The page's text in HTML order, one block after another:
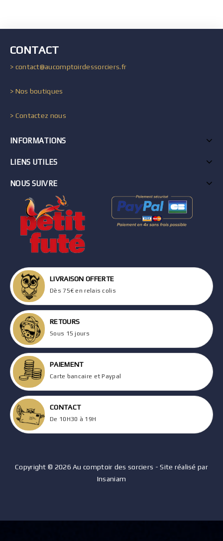
CONTACT
> contact@aucomptoirdessorciers.fr
> Nos boutiques
> Contactez nous
INFORMATIONS
LIENS UTILES
NOUS SUIVRE
LIVRAISON OFFERTE
Dès 75€ en relais colis
RETOURS
Sous 15 jours
PAIEMENT
Carte bancaire et Paypal
CONTACT
De 10H30 à 19H
Copyright © 2026 Au comptoir des sorciers - Site réalisé par
Insaniam